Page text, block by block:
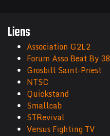
Liens
Association G2L2
Forum Asso Beat By 38
Grosbill Saint-Priest
NTSC
Quickstand
Smallcab
STRevival
Versus Fighting TV